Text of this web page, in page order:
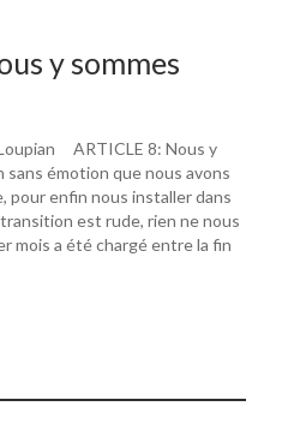
y sommes
ARTICLE 8: Nous y
sans émotion que nous avons
pour enfin nous installer dans
est rude, rien ne nous
mois a été chargé entre la fin